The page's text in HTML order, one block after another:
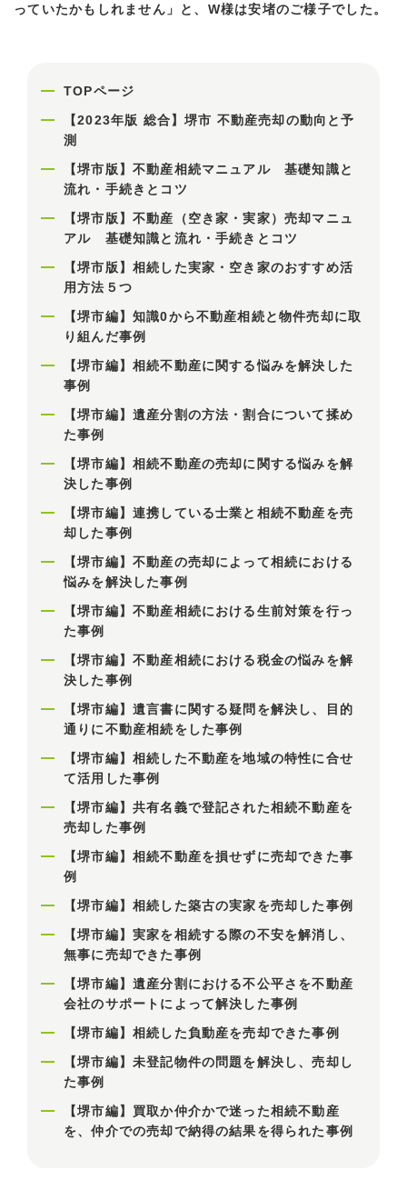
っていたかもしれません」と、W様は安堵のご様子でした。
TOPページ
【2023年版 総合】堺市 不動産売却の動向と予
測
【堺市版】不動産相続マニュアル 基礎知識と
流れ・手続きとコツ
【堺市版】不動産（空き家・実家）売却マニュ
アル 基礎知識と流れ・手続きとコツ
【堺市版】相続した実家・空き家のおすすめ活
用方法５つ
【堺市編】知識0から不動産相続と物件売却に取
り組んだ事例
【堺市編】相続不動産に関する悩みを解決した
事例
【堺市編】遺産分割の方法・割合について揉め
た事例
【堺市編】相続不動産の売却に関する悩みを解
決した事例
【堺市編】連携している士業と相続不動産を売
却した事例
【堺市編】不動産の売却によって相続における
悩みを解決した事例
【堺市編】不動産相続における生前対策を行っ
た事例
【堺市編】不動産相続における税金の悩みを解
決した事例
【堺市編】遺言書に関する疑問を解決し、目的
通りに不動産相続をした事例
【堺市編】相続した不動産を地域の特性に合せ
て活用した事例
【堺市編】共有名義で登記された相続不動産を
売却した事例
【堺市編】相続不動産を損せずに売却できた事
例
【堺市編】相続した築古の実家を売却した事例
【堺市編】実家を相続する際の不安を解消し、
無事に売却できた事例
【堺市編】遺産分割における不公平さを不動産
会社のサポートによって解決した事例
【堺市編】相続した負動産を売却できた事例
【堺市編】未登記物件の問題を解決し、売却し
た事例
【堺市編】買取か仲介かで迷った相続不動産
を、仲介での売却で納得の結果を得られた事例